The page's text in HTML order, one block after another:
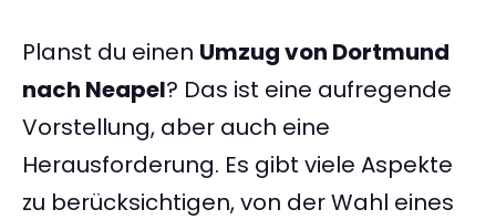
Planst du einen Umzug von Dortmund
nach Neapel? Das ist eine aufregende
Vorstellung, aber auch eine
Herausforderung. Es gibt viele Aspekte
zu berücksichtigen, von der Wahl eines